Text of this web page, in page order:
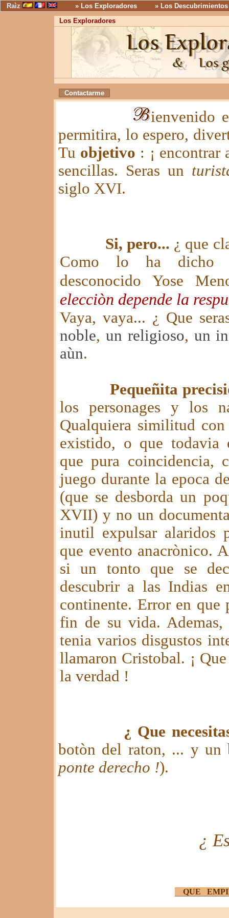
Raìz » Los Exploradores
» Los Descubrimientos
Los Exploradores
Contactarme
ienvenido
permitira, lo espero,
Tu objetivo : ¡ encontrar
sencillas. Seras un
siglo XVI.
Si, pero... ¿ que
Como lo ha dicho
desconocido Yose
elecciòn depende la
Vaya, vaya... ¿ Que
noble, un religioso, un
aùn.
Pequeñita
los personages y los
Qualquiera similitud con
existido, o que todavia
que pura
juego durante la epoca
(que se desborda un
XVII) y no un
inutil expulsar alaridos
que evento anacrònico.
si un tonto que se
descubrir a las Indias
continente. Error en que
fin de su vida.
tenia varios disgustos
llamaron Cristobal. ¡
la verdad !
¿ Que
botòn del raton, ... y un
ponte derecho !).
¿
QUE